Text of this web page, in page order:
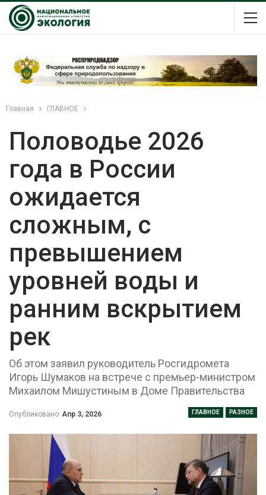
Главная ГЛАВНОЕ
Половодье 2026
года в России
ожидается
сложным, с
превышением
уровней воды и
ранним вскрытием
рек
Об этом заявил руководитель Росгидромета
Игорь Шумаков на встрече с премьер-министром
Михаилом Мишустиным в Доме Правительства
ГЛАВНОЕ РАЗНОЕ
Опубликовано Апр 3, 2026